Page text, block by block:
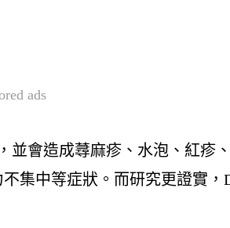
ads
並會造成蕁麻疹、水泡、紅疹
集中等症狀。而研究更證實，